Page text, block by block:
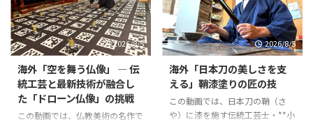
2026/8/5
海外「空を舞う仏像」 ― 伝
統工芸と最新技術が融合し
た「ドローン仏像」の挑戦
この動画では、仏教美術の名作で
2026/8/5
海外「日本刀の美しさを支
える」鞘漆塗りの匠の技
この動画では、日本刀の鞘（さ
や）に漆を施す伝統工芸士・**小